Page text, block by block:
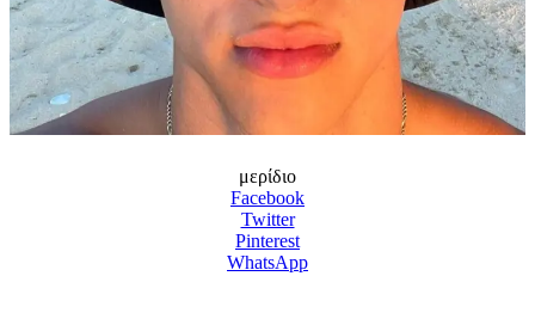
μερίδιο
Facebook
Twitter
Pinterest
WhatsApp